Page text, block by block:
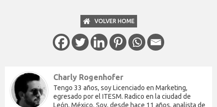
VOLVER HOME
Charly Rogenhofer
Tengo 33 años, soy Licenciado en Marketing,
egresado por el ITESM. Radico en la ciudad de
León, México. Soy, desde hace 11 años, analista de